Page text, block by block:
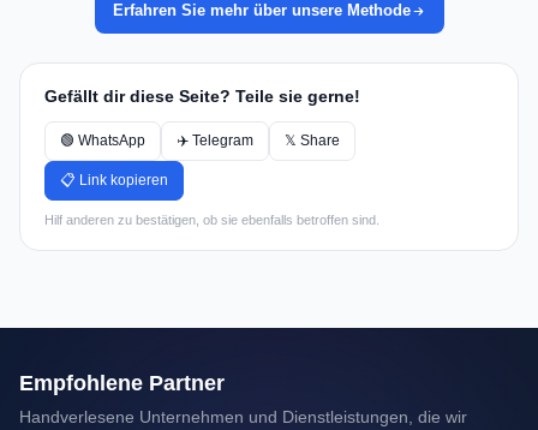
Erfahren Sie mehr über unsere Methode
Gefällt dir diese Seite? Teile sie gerne!
🟢 WhatsApp ✈️ Telegram 𝕏 Share
📋 Link kopieren
Hilf anderen zu bestätigen, ob sie ebenfalls betroffen sind.
Empfohlene Partner
Handverlesene Unternehmen und Dienstleistungen, die wir